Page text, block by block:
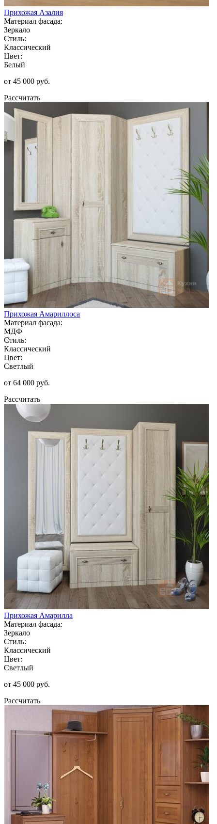
Прихожая Азалия
Материал фасада:
Зеркало
Стиль:
Классический
Цвет:
Белый
от 45 000 руб.
Рассчитать
Прихожая Амариллоса
Материал фасада:
МДФ
Стиль:
Классический
Цвет:
Светлый
от 64 000 руб.
Рассчитать
Прихожая Амарилла
Материал фасада:
Зеркало
Стиль:
Классический
Цвет:
Светлый
от 45 000 руб.
Рассчитать